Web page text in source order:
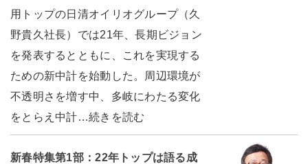
用トップの日清オイリオグループ（久
野貴久社長）では21年、長期ビジョン
を発表するとともに、これを実現する
ための新中計を始動した。周辺環境が
不透明さを増す中、多岐にわたる変化
をとらえ中計…続きを読む
新春特集第1部：22年トップは語る成